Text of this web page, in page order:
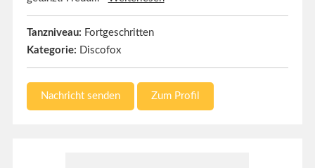
Tanzniveau: Fortgeschritten
Kategorie:
Discofox
Nachricht senden Zum Profil